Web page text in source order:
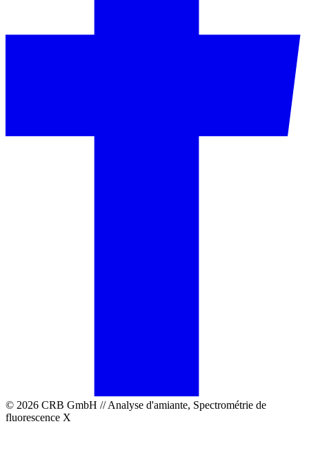
© 2026 CRB GmbH // Analyse d'amiante, Spectrométrie de
fluorescence X